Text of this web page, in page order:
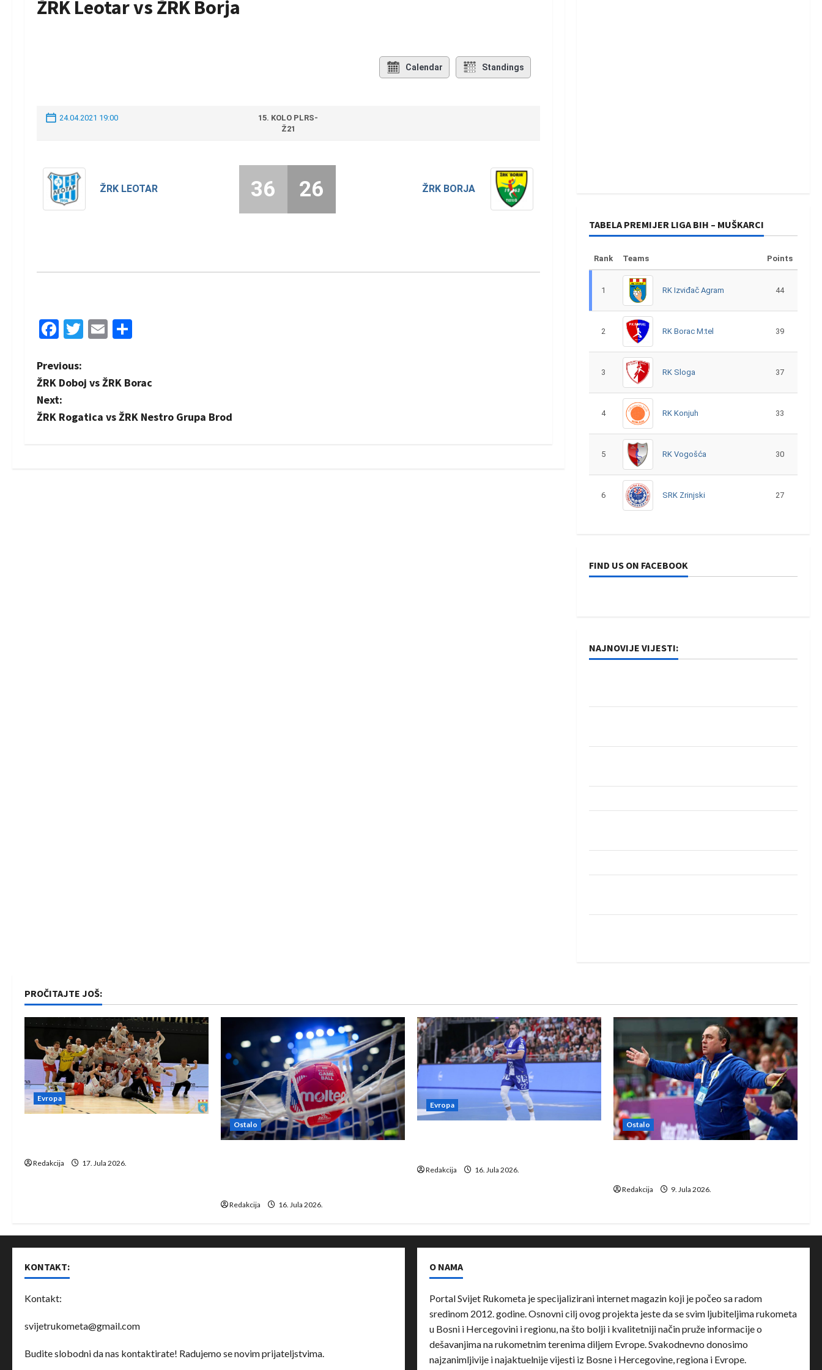
ŽRK Leotar vs ŽRK Borja
Calendar Standings
24.04.2021 19:00
15. KOLO PLRS-
Ž21
ŽRK LEOTAR ŽRK BORJA
36 26
Facebook
Twitter
Email
P
o
s
Previous:
ŽRK Doboj vs ŽRK Borac
Next:
ŽRK Rogatica vs ŽRK Nestro Grupa Brod
TABELA PREMIJER LIGA BIH – MUŠKARCI
Rank Teams Points
1 RK Izviđač Agram 44
2 RK Borac M:tel 39
3 RK Sloga 37
4 RK Konjuh 33
5 RK Vogošća 30
6 SRK Zrinjski 27
FIND US ON FACEBOOK
NAJNOVIJE VIJESTI:
PROČITAJTE JOŠ:
Evropa
Redakcija 17. Jula 2026.
Ostalo
Redakcija 16. Jula 2026.
Evropa
Redakcija 16. Jula 2026.
Ostalo
Redakcija 9. Jula 2026.
KONTAKT:
Kontakt:
svijetrukometa@gmail.com
Budite slobodni da nas kontaktirate! Radujemo se novim prijateljstvima.
O NAMA
Portal Svijet Rukometa je specijalizirani internet magazin koji je počeo sa radom
sredinom 2012. godine. Osnovni cilj ovog projekta jeste da se svim ljubiteljima rukometa
u Bosni i Hercegovini i regionu, na što bolji i kvalitetniji način pruže informacije o
dešavanjima na rukometnim terenima diljem Evrope. Svakodnevno donosimo
najzanimljivije i najaktuelnije vijesti iz Bosne i Hercegovine, regiona i Evrope.